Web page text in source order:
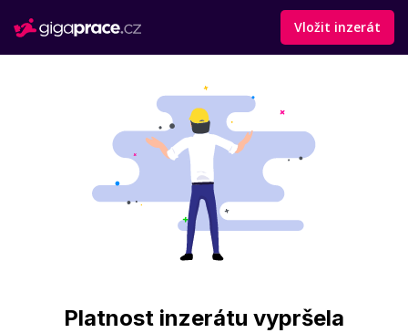
Vložit inzerát
Platnost inzerátu vypršela